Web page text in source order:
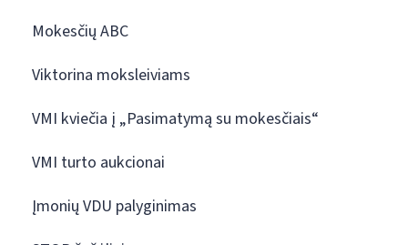
Mokesčių ABC
Viktorina moksleiviams
VMI kviečia į „Pasimatymą su mokesčiais“
VMI turto aukcionai
Įmonių VDU palyginimas